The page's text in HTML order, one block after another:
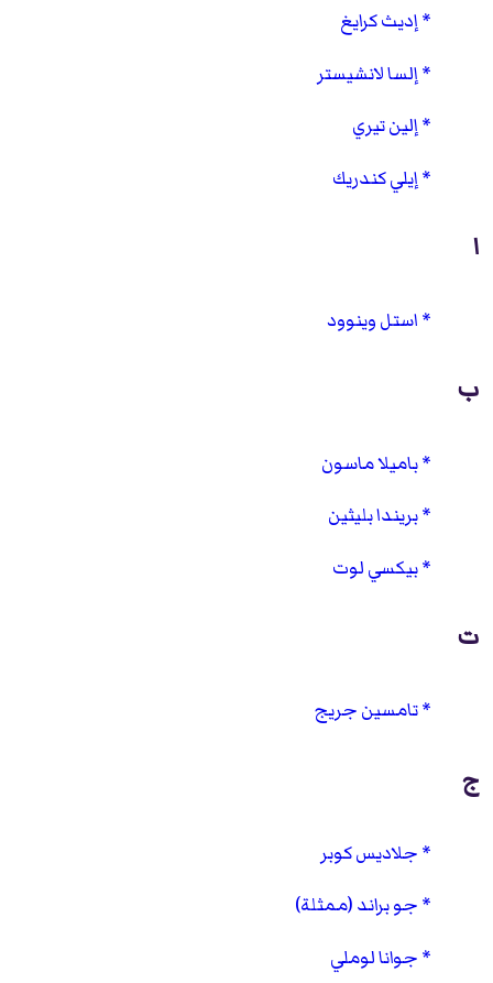
إديث كرايغ
إلسا لانشيستر
إلين تيري
إيلي كندريك
ا
استل وينوود
ب
باميلا ماسون
بريندا بليثين
بيكسي لوت
ت
تامسين جريج
ج
جلاديس كوبر
جو براند (ممثلة)
جوانا لوملي